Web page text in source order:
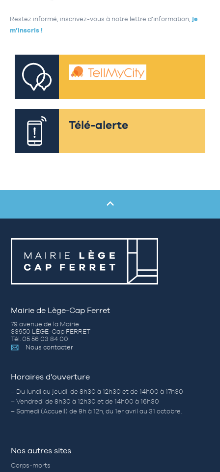
Restez informé, inscrivez-vous à notre lettre d’information, je
m’inscris !
Télé-alerte
Mairie de Lège-Cap Ferret
79 avenue de la Mairie
33950 LÈGE-Cap FERRET
Tél. 05 56 03 84 00
Nous contacter
Horaires d’ouverture
– Du lundi au jeudi de 8h30 à 12h30 et de 14h00 à 17h30
– Vendredi de 8h30 à 12h30 et de 14h00 à 16h30
– Samedi (Accueil) de 9h à 12h, du 1er avril au 31 octobre.
Nos autres sites
Corps-morts